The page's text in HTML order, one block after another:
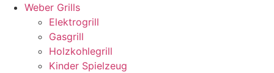
Weber Grills
Elektrogrill
Gasgrill
Holzkohlegrill
Kinder Spielzeug